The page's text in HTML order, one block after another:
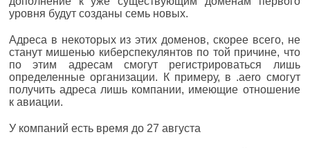
уровня будут созданы семь новых.
Адреса в некоторых из этих доменов, скорее всего, не
станут мишенью киберспекулянтов по той причине, что
по этим адресам смогут регистрироваться лишь
определенные организации. К примеру, в .aero смогут
получить адреса лишь компании, имеющие отношение
к авиации.
У компаний есть время до 27 августа